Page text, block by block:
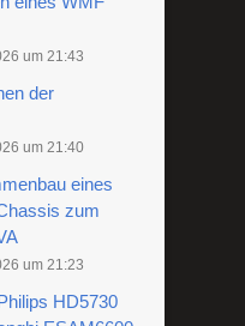
um 21:43
der
um 21:40
eines
zum
um 21:23
HD5730